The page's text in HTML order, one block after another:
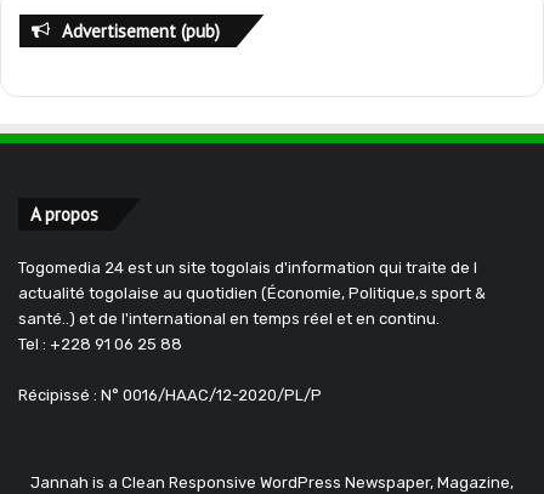
Advertisement (pub)
A propos
Togomedia 24 est un site togolais d'information qui traite de l
actualité togolaise au quotidien (Économie, Politique,s sport &
santé..) et de l'international en temps réel et en continu.
Tel : +228 91 06 25 88
Récipissé : N° 0016/HAAC/12-2020/PL/P
Jannah is a Clean Responsive WordPress Newspaper, Magazine,